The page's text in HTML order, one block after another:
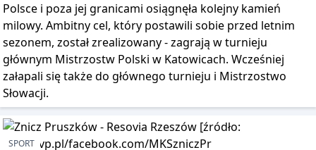
Polsce i poza jej granicami osiągnęła kolejny kamień
milowy. Ambitny cel, który postawili sobie przed letnim
sezonem, został zrealizowany - zagrają w turnieju
głównym Mistrzostw Polski w Katowicach. Wcześniej
załapali się także do głównego turnieju i Mistrzostwo
Słowacji.
SPORT